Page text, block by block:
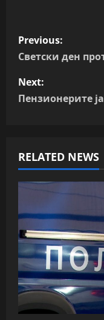
P
o
s
a
v
i
g
a
t
Previous:
Светски ден
Next:
Пензионерите
RELATED NEWS